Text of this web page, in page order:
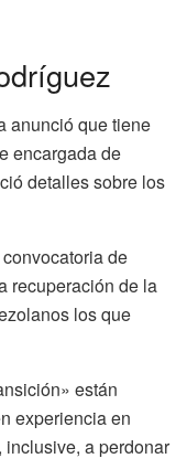
anunció que tiene
encargada de
detalles sobre los
de
recuperación de la
los que
están
experiencia en
a perdonar